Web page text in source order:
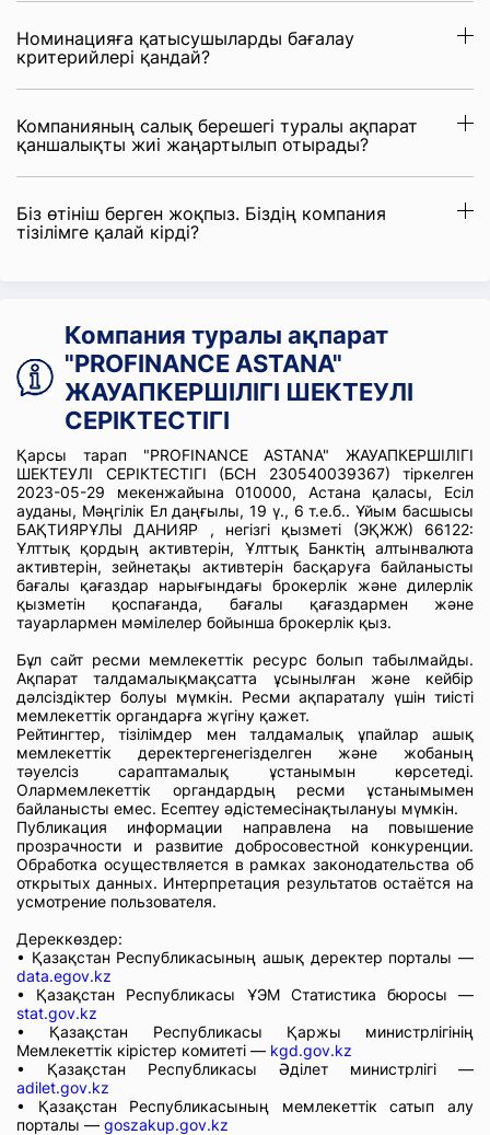
Номинацияға қатысушыларды бағалау
критерийлері қандай?
Компанияның салық берешегі туралы ақпарат
қаншалықты жиі жаңартылып отырады?
Біз өтініш берген жоқпыз. Біздің компания
тізілімге қалай кірді?
Компания туралы ақпарат
"PROFINANCE ASTANA"
ЖАУАПКЕРШІЛІГІ ШЕКТЕУЛІ
СЕРІКТЕСТІГІ
Қарсы тарап "PROFINANCE ASTANA" ЖАУАПКЕРШІЛІГІ
ШЕКТЕУЛІ СЕРІКТЕСТІГІ (БСН 230540039367) тіркелген
2023-05-29 мекенжайына 010000, Астана қаласы, Есіл
ауданы, Мәңгілік Ел даңғылы, 19 ү., 6 т.е.б.. Ұйым басшысы
БАҚТИЯРҰЛЫ ДАНИЯР , негізгі қызметі (ЭҚЖЖ) 66122:
Ұлттық қордың активтерін, Ұлттық Банктің алтынвалюта
активтерін, зейнетақы активтерін басқаруға байланысты
бағалы қағаздар нарығындағы брокерлік және дилерлік
қызметін қоспағанда, бағалы қағаздармен және
тауарлармен мәмілелер бойынша брокерлік қыз.
Бұл сайт ресми мемлекеттік ресурс болып табылмайды.
Ақпарат талдамалықмақсатта ұсынылған және кейбір
дәлсіздіктер болуы мүмкін. Ресми ақпараталу үшін тиісті
мемлекеттік органдарға жүгіну қажет.
Рейтингтер, тізілімдер мен талдамалық ұпайлар ашық
мемлекеттік деректергенегізделген және жобаның
тәуелсіз сараптамалық ұстанымын көрсетеді.
Олармемлекеттік органдардың ресми ұстанымымен
байланысты емес. Есептеу әдістемесінақтылануы мүмкін.
Публикация информации направлена на повышение
прозрачности и развитие добросовестной конкуренции.
Обработка осуществляется в рамках законодательства об
открытых данных. Интерпретация результатов остаётся на
усмотрение пользователя.
Дереккөздер:
• Қазақстан Республикасының ашық деректер порталы —
data.egov.kz
• Қазақстан Республикасы ҰЭМ Статистика бюросы —
stat.gov.kz
• Қазақстан Республикасы Қаржы министрлігінің
Мемлекеттік кірістер комитеті — kgd.gov.kz
• Қазақстан Республикасы Әділет министрлігі —
adilet.gov.kz
• Қазақстан Республикасының мемлекеттік сатып алу
порталы — goszakup.gov.kz